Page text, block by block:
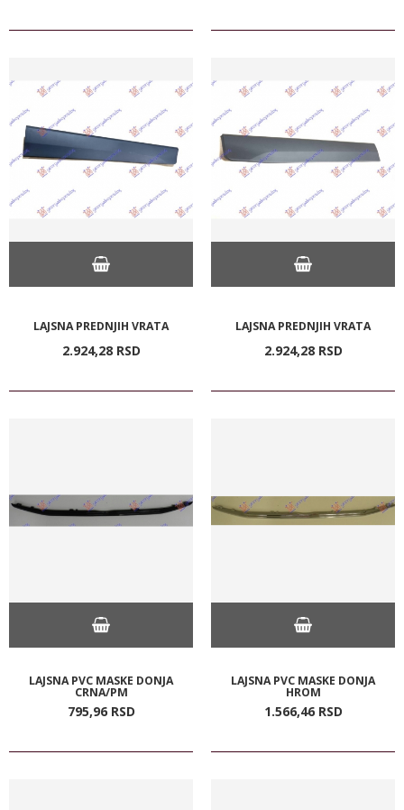
LAJSNA PREDNJIH VRATA
2.924,28 RSD
LAJSNA PREDNJIH VRATA
2.924,28 RSD
LAJSNA PVC MASKE DONJA
CRNA/PM
795,96 RSD
LAJSNA PVC MASKE DONJA
HROM
1.566,46 RSD